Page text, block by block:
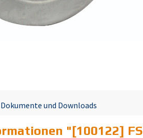
Dokumente und Downloads
"[100122]